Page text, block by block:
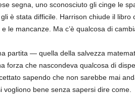
segna, uno sconosciuto gli cinge le
è stata difficile. Harrison chiude il
le mancanze. Ma c’è qualcosa di
partita — quella della salvezza
forza che nascondeva qualcosa di
sapendo che non sarebbe mai
bene senza sapersi dire come.